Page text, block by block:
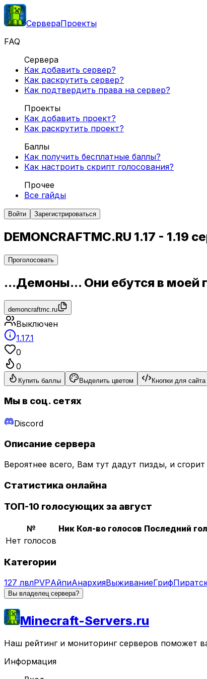
СервераПроекты
FAQ
Сервера
Как добавить сервер?
Как раскрутить сервер?
Как подтвердить права на сервер?
Проекты
Как добавить проект?
Как раскрутить проект?
Баллы
Как получить бесплатные баллы?
Как настроить скрипт голосования?
Прочее
Все гайды
Войти Зарегистрироваться
DEMONCRAFTMC.RU 1.17 - 1.19
Проголосовать
...Демоны... Они ебутся в моей
demoncraftmc.ru
Выключен
1.17.1
0
0
Купить баллы Выделить цветом Кнопки для сайта
Мы в соц. сетях
Discord
Описание сервера
Вероятнее всего, Вам тут дадут пизды, и
Статистика онлайна
ТОП-10 голосующих за август
№ Ник Кол-во голосов Последний
Нет голосов
Категории
127 лвлPVPАйпиАнархияВыживаниеГриф
Вы владелец сервера?
Minecraft-Servers.ru
Наш рейтинг и мониторинг серверов поможет
Информация